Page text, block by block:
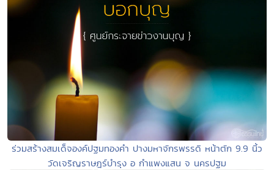
ร่วมสร้างสมเด็จองค์ปฐมทองคำ ปางมหาจักรพรรดิ หน้าตัก 9.9 นิ้ว
วัดเจริญราษฎร์บำรุง อ กำแพงแสน จ นครปฐม